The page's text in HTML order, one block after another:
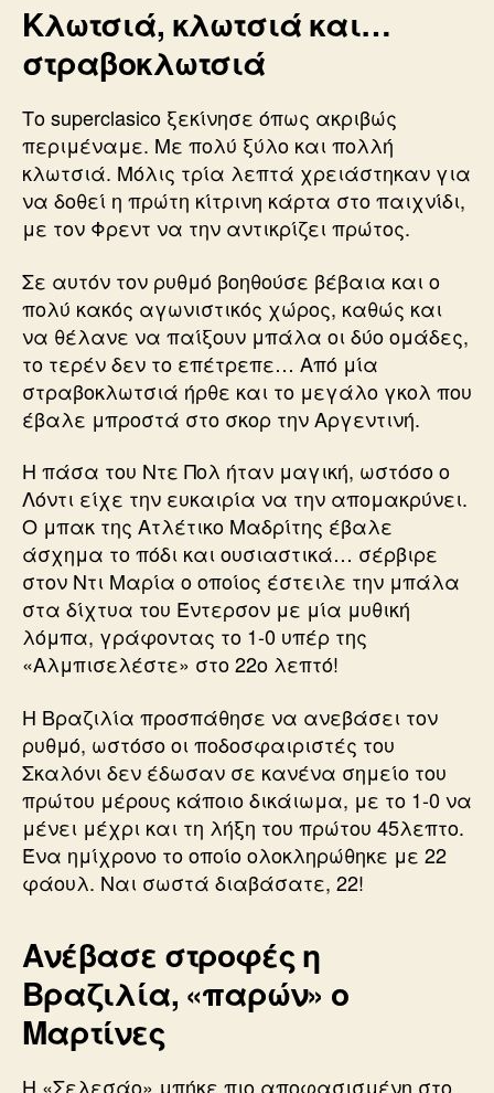
Κλωτσιά, κλωτσιά και…
στραβοκλωτσιά
Το superclasico ξεκίνησε όπως ακριβώς
περιμέναμε. Με πολύ ξύλο και πολλή
κλωτσιά. Μόλις τρία λεπτά χρειάστηκαν για
να δοθεί η πρώτη κίτρινη κάρτα στο παιχνίδι,
με τον Φρεντ να την αντικρίζει πρώτος.
Σε αυτόν τον ρυθμό βοηθούσε βέβαια και ο
πολύ κακός αγωνιστικός χώρος, καθώς και
να θέλανε να παίξουν μπάλα οι δύο ομάδες,
το τερέν δεν το επέτρεπε… Από μία
στραβοκλωτσιά ήρθε και το μεγάλο γκολ που
έβαλε μπροστά στο σκορ την Αργεντινή.
Η πάσα του Ντε Πολ ήταν μαγική, ωστόσο ο
Λόντι είχε την ευκαιρία να την απομακρύνει.
Ο μπακ της Ατλέτικο Μαδρίτης έβαλε
άσχημα το πόδι και ουσιαστικά… σέρβιρε
στον Ντι Μαρία ο οποίος έστειλε την μπάλα
στα δίχτυα του Έντερσον με μία μυθική
λόμπα, γράφοντας το 1-0 υπέρ της
«Αλμπισελέστε» στο 22ο λεπτό!
Η Βραζιλία προσπάθησε να ανεβάσει τον
ρυθμό, ωστόσο οι ποδοσφαιριστές του
Σκαλόνι δεν έδωσαν σε κανένα σημείο του
πρώτου μέρους κάποιο δικάιωμα, με το 1-0 να
μένει μέχρι και τη λήξη του πρώτου 45λεπτο.
Ένα ημίχρονο το οποίο ολοκληρώθηκε με 22
φάουλ. Ναι σωστά διαβάσατε, 22!
Ανέβασε στροφές η
Βραζιλία, «παρών» ο
Μαρτίνες
Η «Σελεσάο» μπήκε πιο αποφασισμένη στο